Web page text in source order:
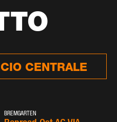
CENTRALE
BREMGARTEN